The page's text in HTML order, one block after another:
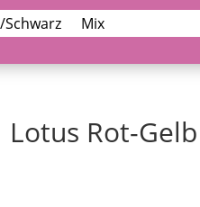
Schwarz Mix
Rot-Gelb